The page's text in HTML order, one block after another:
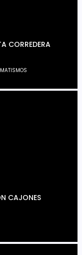
CORREDERA
CAJONES